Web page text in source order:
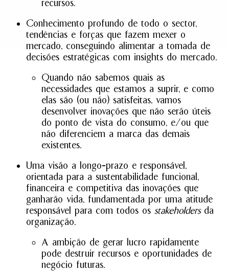
recursos.
Conhecimento profundo de todo o sector,
tendências e forças que fazem mexer o
mercado, conseguindo alimentar a tomada de
decisões estratégicas com insights do mercado.
Quando não sabemos quais as
necessidades que estamos a suprir, e como
elas são (ou não) satisfeitas, vamos
desenvolver inovações que não serão úteis
do ponto de vista do consumo, e/ou que
não diferenciem a marca das demais
existentes.
Uma visão a longo-prazo e responsável,
orientada para a sustentabilidade funcional,
financeira e competitiva das inovações que
ganharão vida, fundamentada por uma atitude
responsável para com todos os stakeholdersda
organização.
A ambição de gerar lucro rapidamente
pode destruir recursos e oportunidades de
negócio futuras.